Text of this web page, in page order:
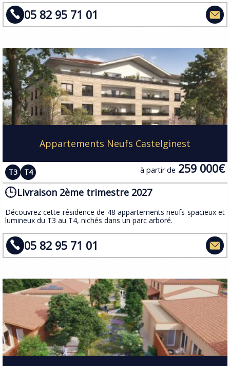
05 82 95 71 01
Appartements Neufs Castelginest
T3 T4 à partir de 259 000€
Livraison 2ème trimestre 2027
​Découvrez cette résidence de 48 appartements neufs spacieux et
lumineux du T3 au T4, nichés dans un parc arboré.
05 82 95 71 01